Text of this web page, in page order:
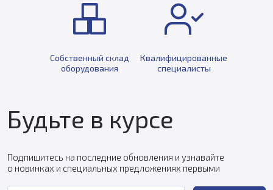
Собственный склад
оборудования
Квалифицированные
специалисты
Будьте в курсе
Подпишитесь на последние обновления и узнавайте
о новинках и специальных предложениях первыми